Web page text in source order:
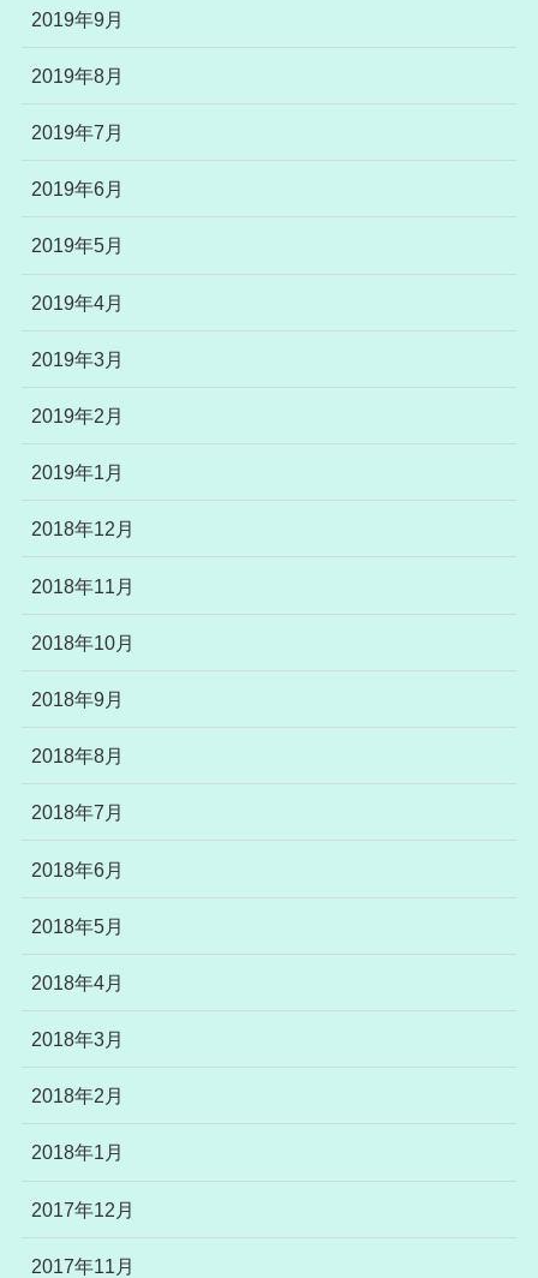
2019年9月
2019年8月
2019年7月
2019年6月
2019年5月
2019年4月
2019年3月
2019年2月
2019年1月
2018年12月
2018年11月
2018年10月
2018年9月
2018年8月
2018年7月
2018年6月
2018年5月
2018年4月
2018年3月
2018年2月
2018年1月
2017年12月
2017年11月